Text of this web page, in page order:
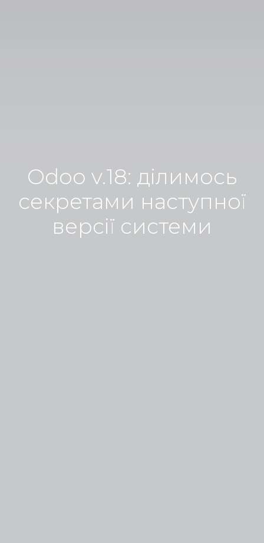
Odoo v.18: ділимось
секретами наступної
версії системи